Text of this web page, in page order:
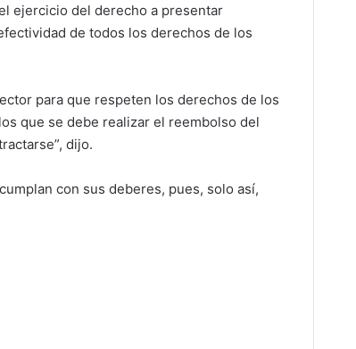
ejercicio del derecho a presentar
de todos los derechos de los
para que respeten los derechos de los
que se debe realizar el reembolso del
dijo.
con sus deberes, pues, solo así,